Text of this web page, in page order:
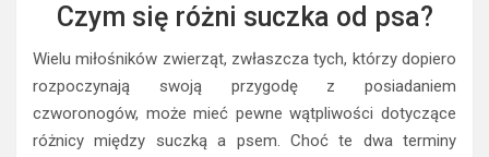
Czym się różni suczka od psa?
Wielu miłośników zwierząt, zwłaszcza tych, którzy dopiero
rozpoczynają swoją przygodę z posiadaniem
czworonogów, może mieć pewne wątpliwości dotyczące
różnicy między suczką a psem. Choć te dwa terminy